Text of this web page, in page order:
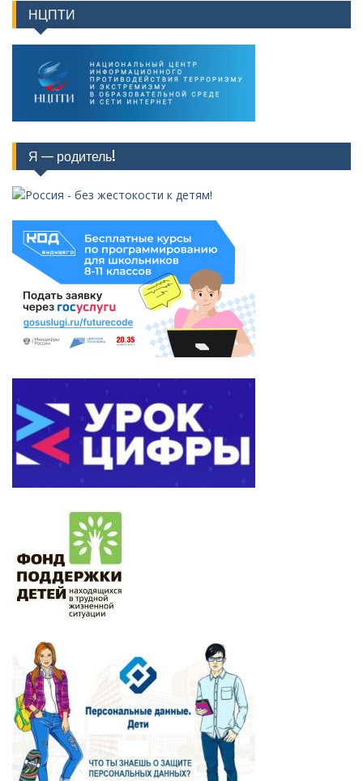
НЦПТИ
Я — родитель!